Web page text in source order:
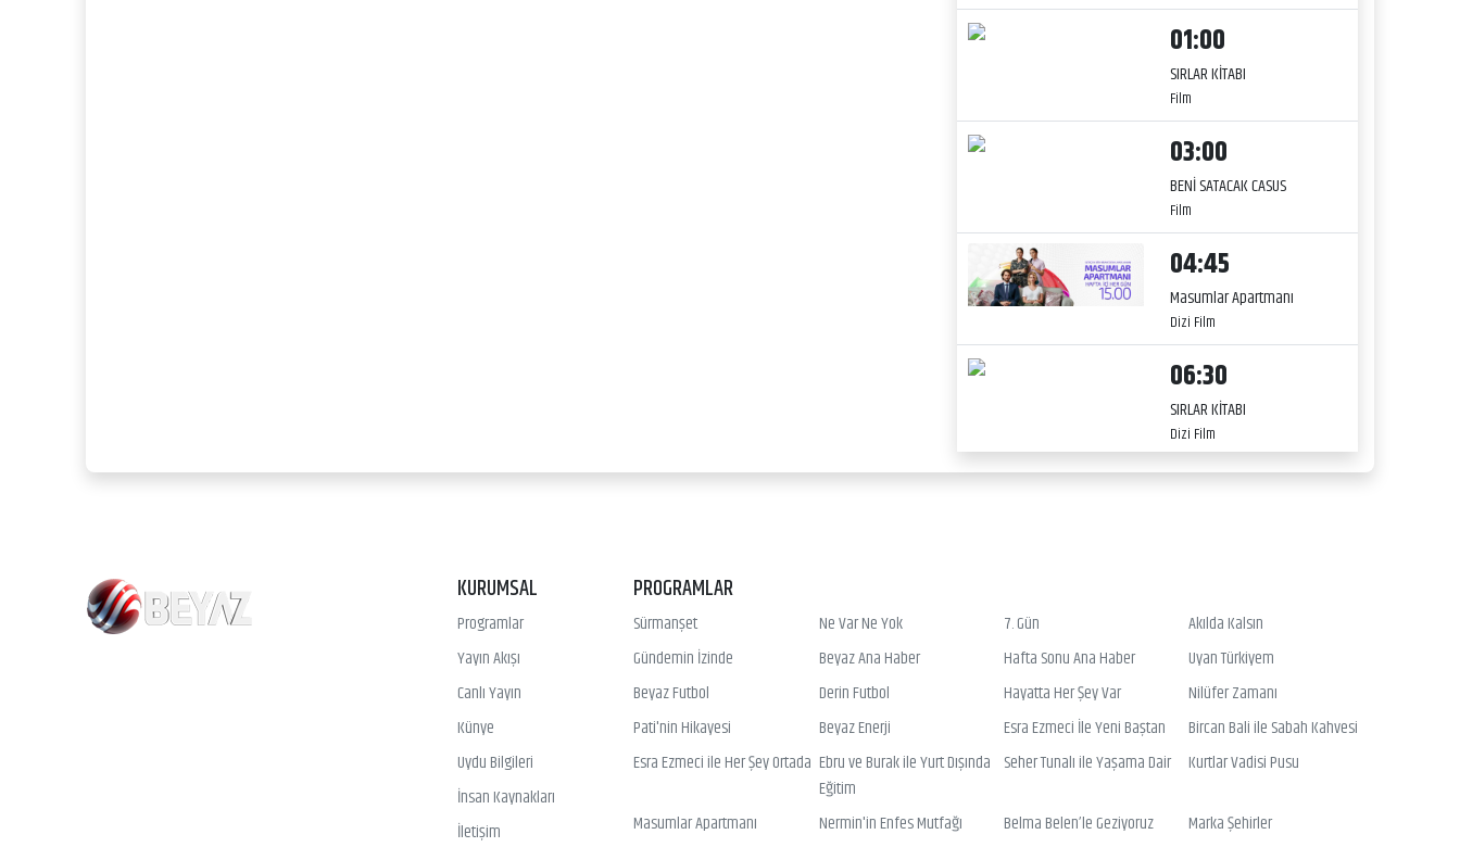
01:00
SIRLAR KİTABI
Film
03:00
BENİ SATACAK CASUS
Film
04:45
Masumlar Apartmanı
Dizi Film
06:30
SIRLAR KİTABI
Dizi Film
KURUMSAL
Programlar
Yayın Akışı
Canlı Yayın
Künye
Uydu Bilgileri
İnsan Kaynakları
İletişim
PROGRAMLAR
Sürmanşet Ne Var Ne Yok 7. Gün
Akılda Kalsın
Gündemin İzinde
Beyaz Ana Haber Hafta Sonu Ana Haber
Uyan Türkiyem
Beyaz Futbol
Derin Futbol Hayatta Her Şey Var
Nilüfer Zamanı
Pati'nin Hikayesi
Beyaz Enerji Esra Ezmeci İle Yeni Baştan
Bircan Bali ile Sabah Kahvesi
Esra Ezmeci ile Her Şey Ortada Ebru ve Burak ile Yurt Dışında
Eğitim
Seher Tunalı ile Yaşama Dair Kurtlar Vadisi Pusu
Masumlar Apartmanı Nermin'in Enfes Mutfağı Belma Belen’le Geziyoruz
Marka Şehirler